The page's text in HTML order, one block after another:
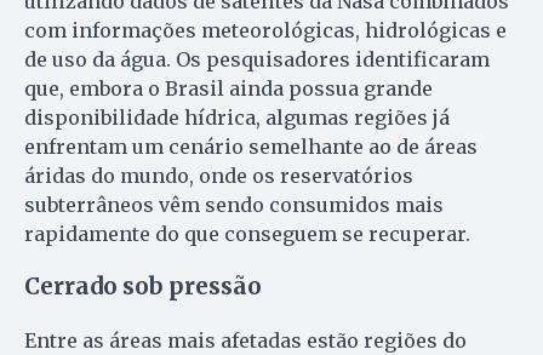
com informações meteorológicas, hidrológicas e
de uso da água. Os pesquisadores identificaram
que, embora o Brasil ainda possua grande
disponibilidade hídrica, algumas regiões já
enfrentam um cenário semelhante ao de áreas
áridas do mundo, onde os reservatórios
subterrâneos vêm sendo consumidos mais
rapidamente do que conseguem se recuperar.
Cerrado sob pressão
Entre as áreas mais afetadas estão regiões do